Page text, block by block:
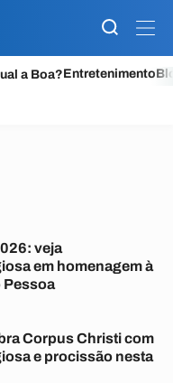
a Boa?Entretenimento
veja
em homenagem à
Pessoa
Corpus Christi com
e procissão nesta